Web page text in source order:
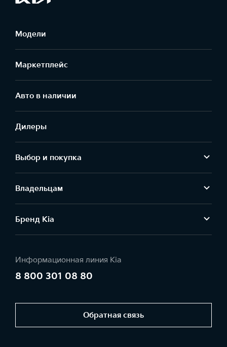
Модели
Маркетплейс
Aвто в наличии
Дилеры
Выбор и покупка
Владельцам
Бренд Kia
Информационная линия Kia
8 800 301 08 80
Обратная связь